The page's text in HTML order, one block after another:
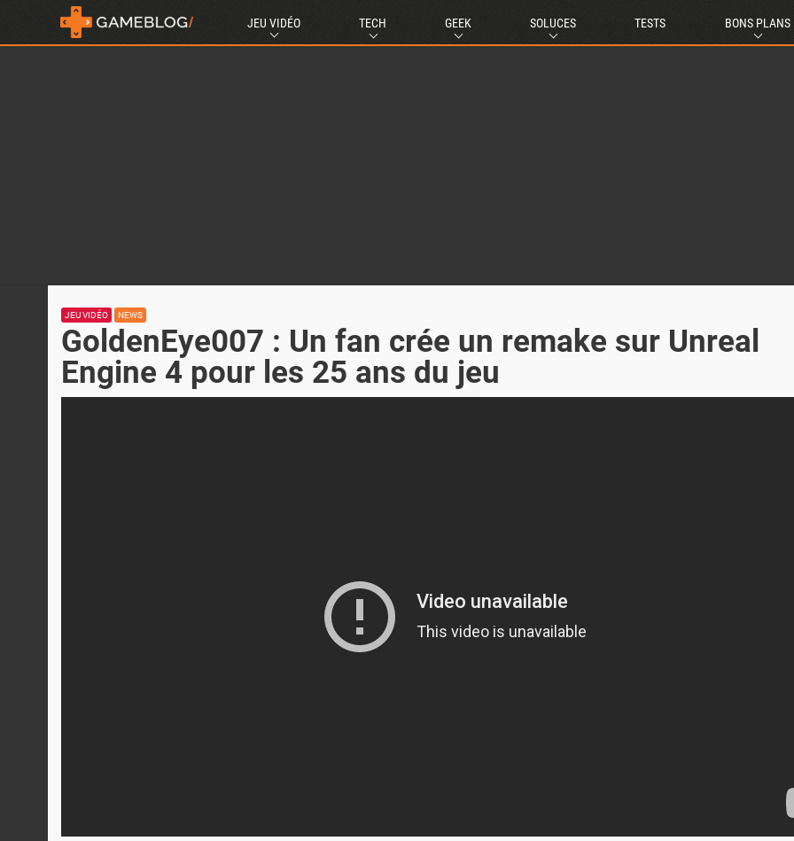
JEU VIDÉO TECH GEEK SOLUCES TESTS BONS PLANS
JEU VIDÉO NEWS
GoldenEye007 : Un fan crée un remake sur Unreal
Engine 4 pour les 25 ans du jeu